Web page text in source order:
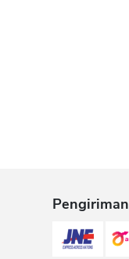
Pengiriman